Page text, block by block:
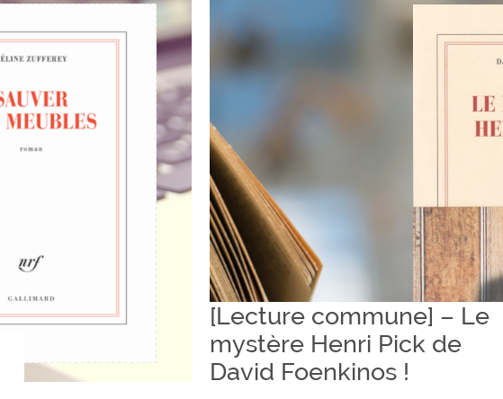
[Lecture commune] – Le
mystère Henri Pick de
David Foenkinos !